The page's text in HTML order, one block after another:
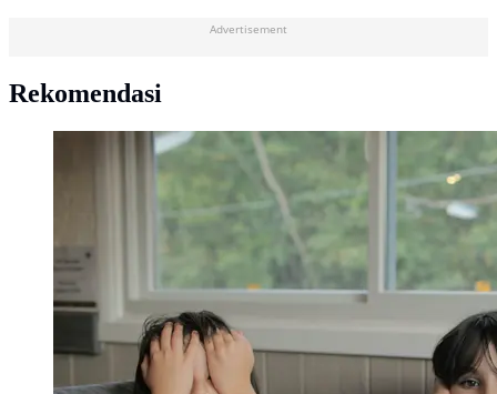
Advertisement
Rekomendasi